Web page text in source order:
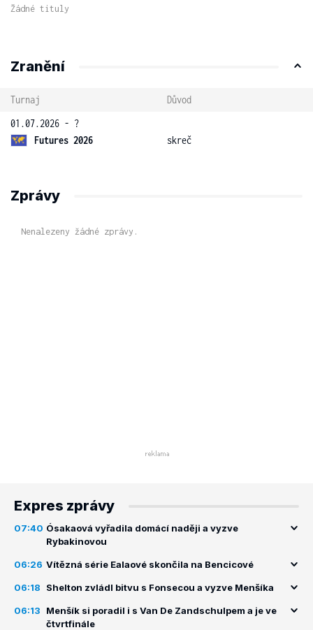
Žádné tituly
Zranění
Turnaj
Důvod
01.07.2026 - ?
Futures 2026
skreč
Zprávy
Nenalezeny žádné zprávy.
Expres zprávy
07:40 Ósakaová vyřadila domácí naději a vyzve
Rybakinovou
06:26 Vítězná série Ealaové skončila na Bencicové
06:18 Shelton zvládl bitvu s Fonsecou a vyzve Menšíka
06:13
Menšík si poradil i s Van De Zandschulpem a je ve
čtvrtfinále